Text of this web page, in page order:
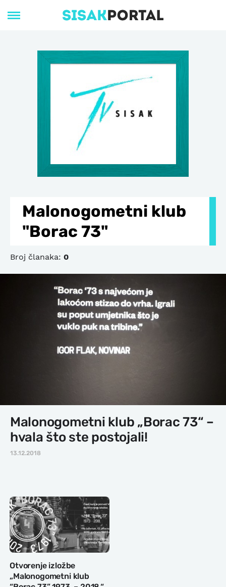
Malonogometni klub
"Borac 73"
Broj članaka: 0
Malonogometni klub „Borac 73“ –
hvala što ste postojali!
13.12.2018
Otvorenje izložbe
„Malonogometni klub